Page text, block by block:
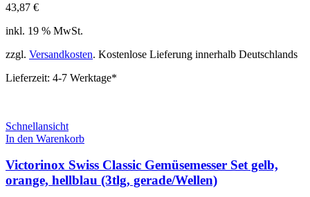
43,87 €
inkl. 19 % MwSt.
zzgl. Versandkosten. Kostenlose Lieferung innerhalb Deutschlands
Lieferzeit: 4-7 Werktage*
Schnellansicht
In den Warenkorb
Victorinox Swiss Classic Gemüsemesser Set gelb,
orange, hellblau (3tlg, gerade/Wellen)